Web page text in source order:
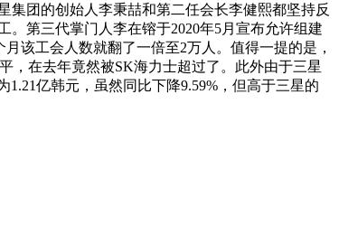
集团的创始人李秉喆和第二任会长李健熙都坚持反
。第三代掌门人李在镕于2020年5月宣布允许组建
该工会人数就翻了一倍至2万人。值得一提的是，
，在去年竟然被SK海力士超过了。此外由于三星
亿韩元，虽然同比下降9.59%，但高于三星的